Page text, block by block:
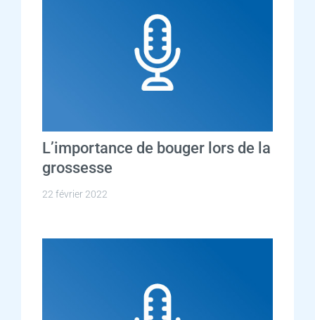
L’importance de bouger lors de la
grossesse
22 février 2022